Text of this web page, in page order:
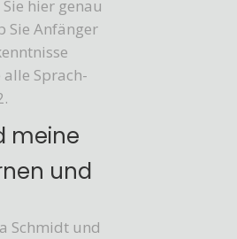
hier genau
Sie Anfänger
Sprach-
meine
und
Schmidt und